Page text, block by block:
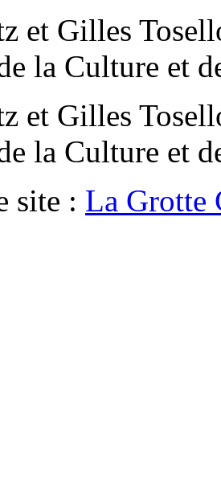
et Gilles
la Culture et
et Gilles
la Culture et
site : La Grotte